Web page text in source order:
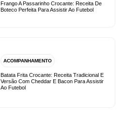
Frango A Passarinho Crocante: Receita De
Boteco Perfeita Para Assistir Ao Futebol
ACOMPANHAMENTO
Batata Frita Crocante: Receita Tradicional E
Versão Com Cheddar E Bacon Para Assistir
Ao Futebol